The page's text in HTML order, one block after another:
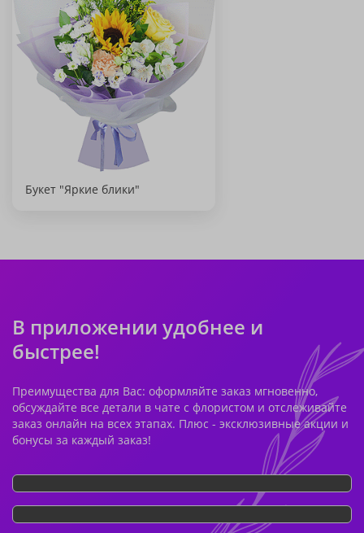
Букет "Яркие блики"
В приложении удобнее и
быстрее!
Преимущества для Вас: оформляйте заказ мгновенно,
обсуждайте все детали в чате с флористом и отслеживайте
заказ онлайн на всех этапах. Плюс - эксклюзивные акции и
бонусы за каждый заказ!